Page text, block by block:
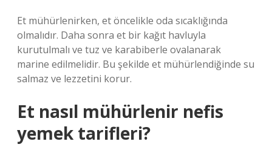
Et mühürlenirken, et öncelikle oda sıcaklığında
olmalıdır. Daha sonra et bir kağıt havluyla
kurutulmalı ve tuz ve karabiberle ovalanarak
marine edilmelidir. Bu şekilde et mühürlendiğinde su
salmaz ve lezzetini korur.
Et nasıl mühürlenir nefis
yemek tarifleri?